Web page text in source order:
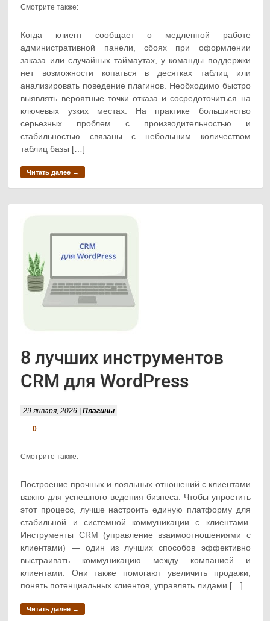
Смотрите также:
Когда клиент сообщает о медленной работе
административной панели, сбоях при оформлении
заказа или случайных таймаутах, у команды поддержки
нет возможности копаться в десятках таблиц или
анализировать поведение плагинов. Необходимо быстро
выявлять вероятные точки отказа и сосредоточиться на
ключевых узких местах. На практике большинство
серьезных проблем с производительностью и
стабильностью связаны с небольшим количеством
таблиц базы […]
Читать далее →
8 лучших инструментов
CRM для WordPress
29 января, 2026 |Плагины
0
Смотрите также:
Построение прочных и лояльных отношений с клиентами
важно для успешного ведения бизнеса. Чтобы упростить
этот процесс, лучше настроить единую платформу для
стабильной и системной коммуникации с клиентами.
Инструменты CRM (управление взаимоотношениями с
клиентами) — один из лучших способов эффективно
выстраивать коммуникацию между компанией и
клиентами. Они также помогают увеличить продажи,
понять потенциальных клиентов, управлять лидами […]
Читать далее →